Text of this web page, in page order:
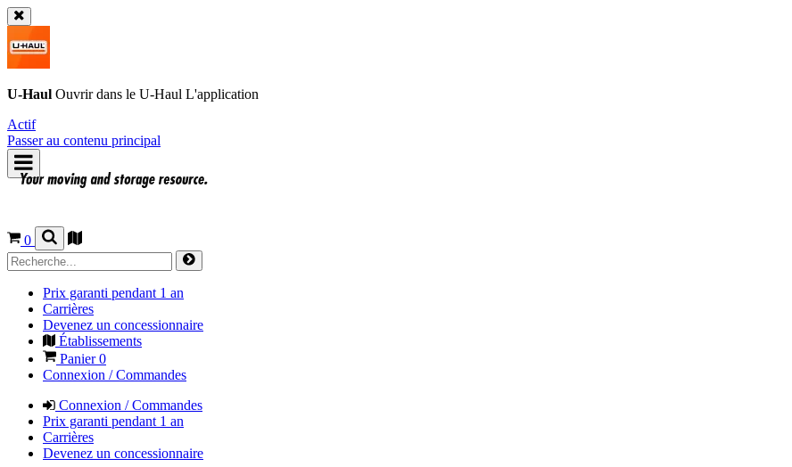
U-Haul Ouvrir dans le U-Haul L'application
Actif
Passer au contenu principal
0
Prix garanti pendant 1 an
Carrières
Devenez un concessionnaire
Établissements
Panier0
Connexion / Commandes
Connexion / Commandes
Prix garanti pendant 1 an
Carrières
Devenez un concessionnaire